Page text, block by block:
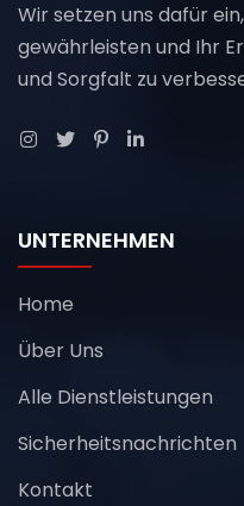
Wir setzen uns dafür
gewährleisten und Ihr
und Sorgfalt zu
UNTERNEHMEN
Home
Über Uns
Alle Dienstleistungen
Sicherheitsnachrichten
Kontakt